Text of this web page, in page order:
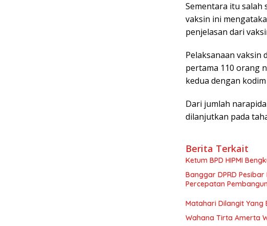
Sementara itu salah
vaksin ini
penjelasan dari
Pelaksanaan vaksin
pertama 110 orang
kedua dengan
Dari jumlah
dilanjutkan pada
Berita Terkait
Ketum BPD HIPMI
Banggar DPRD
Percepatan
Matahari Dilangit Yang
Wahana Tirta Amerta